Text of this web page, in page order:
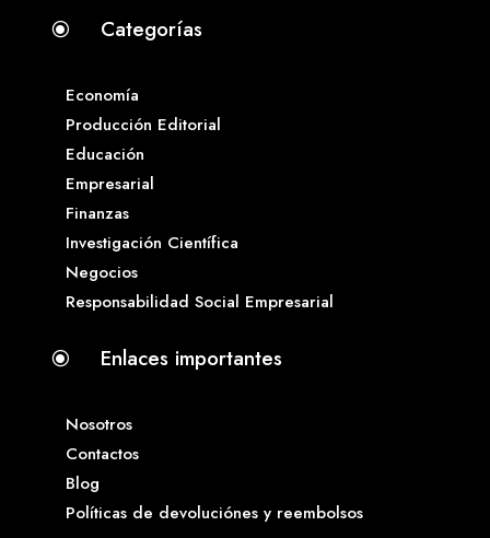
\ Categorías
Economía
Producción Editorial
Educación
Empresarial
Finanzas
Investigación Científica
Negocios
Responsabilidad Social Empresarial
\ Enlaces importantes
Nosotros
Contactos
Blog
Políticas de devoluciónes y reembolsos